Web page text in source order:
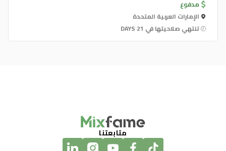
مدفوع
الإمارات العربية المتحدة
تنتهي صلاحيتها في 21 DAYS
متابعتنا